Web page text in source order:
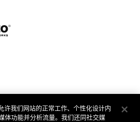
许我们网站的正常工作、个性化设计内
体功能并分析流量。我们还同社交媒